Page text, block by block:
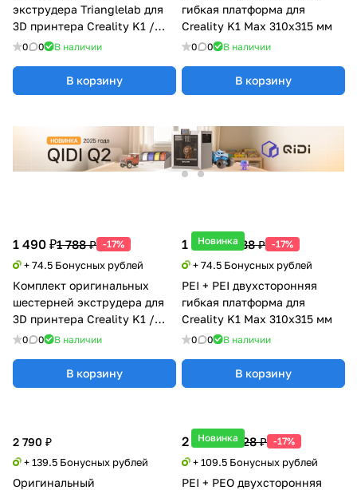
экструдера Trianglelab для
3D принтера Creality K1 /
K1C / K1 MAX
0 0 В наличии
В корзину
гибкая платформа для
Creality K1 Max 310x315 мм
0 0 В наличии
В корзину
1 490 ₽1 788 ₽ -17%
+ 74.5 Бонусных рублей
Комплект оригинальных
шестерней экструдера для
3D принтера Creality K1 /
K1C / K1 Max
0 0 В наличии
В корзину
Новинка
1 490 ₽1 788 ₽ -17%
+ 74.5 Бонусных рублей
PEI + PEI двухсторонняя
гибкая платформа для
Creality K1 Max 310x315 мм
0 0 В наличии
В корзину
2 790 ₽
+ 139.5 Бонусных рублей
Оригинальный
Новинка
2 190 ₽2 628 ₽ -17%
+ 109.5 Бонусных рублей
PEI + PEO двухсторонняя